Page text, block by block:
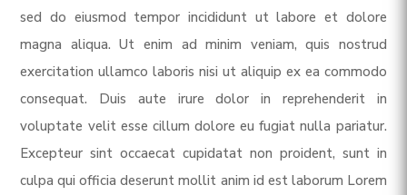
sed do eiusmod tempor incididunt ut labore et dolore
magna aliqua. Ut enim ad minim veniam, quis nostrud
exercitation ullamco laboris nisi ut aliquip ex ea commodo
consequat. Duis aute irure dolor in reprehenderit in
voluptate velit esse cillum dolore eu fugiat nulla pariatur.
Excepteur sint occaecat cupidatat non proident, sunt in
culpa qui officia deserunt mollit anim id est laborum Lorem